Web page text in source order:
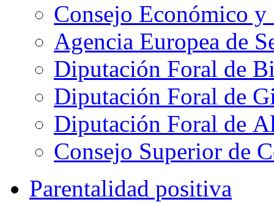
Consejo Económico y
Agencia Europea de
Diputación Foral de
Diputación Foral de
Diputación Foral de
Consejo Superior de
Parentalidad positiva